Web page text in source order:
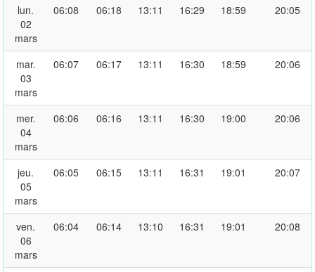
lun.
02
mars
06:08 06:18 13:11 16:29 18:59 20:05
mar.
03
mars
06:07 06:17 13:11 16:30 18:59 20:06
mer.
04
mars
06:06 06:16 13:11 16:30 19:00 20:06
jeu.
05
mars
06:05 06:15 13:11 16:31 19:01 20:07
ven.
06
mars
06:04 06:14 13:10 16:31 19:01 20:08